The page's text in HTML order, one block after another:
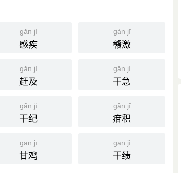
gǎn jí
感疾
gàn jī
赣激
gǎn jí
赶及
gān jí
干急
gān jì
干纪
gān jī
疳积
gān jī
甘鸡
gān jì
干绩